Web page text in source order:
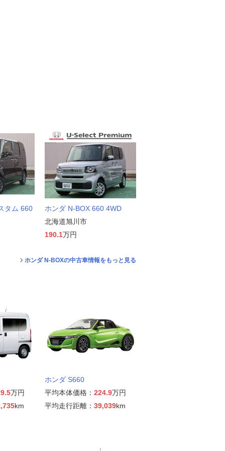
タム 660
ホンダ N-BOX 660 4WD
北海道旭川市
190.1万円
ホンダ N-BOXの中古車情報をもっと見る
万円
km
ホンダ S660
平均本体価格： 224.9万円
平均走行距離： 39,039km